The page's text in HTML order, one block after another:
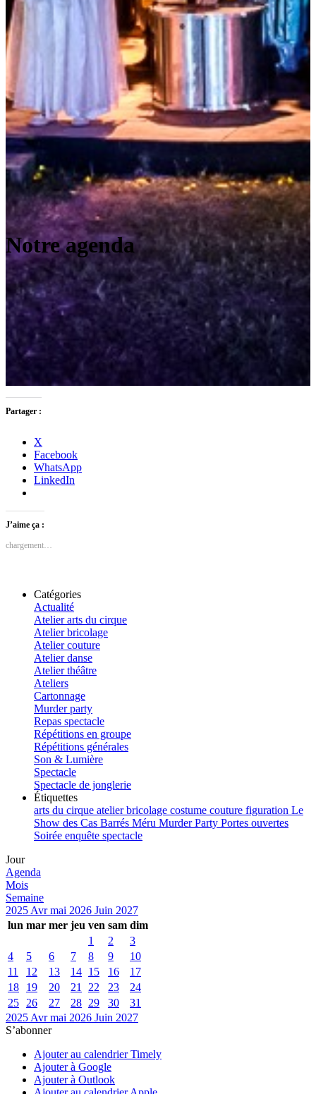
Notre agenda
Partager :
X
Facebook
WhatsApp
LinkedIn
J’aime ça :
chargement…
Catégories
Actualité
Atelier arts du cirque
Atelier bricolage
Atelier couture
Atelier danse
Atelier théâtre
Ateliers
Cartonnage
Murder party
Repas spectacle
Répétitions en groupe
Répétitions générales
Son & Lumière
Spectacle
Spectacle de jonglerie
Étiquettes
arts du cirque atelierbricolage costume couture figuration Le
Show des Cas Barrés Méru Murder Party Portes ouvertes
Soirée enquête spectacle
Jour
Agenda
Mois
Semaine
2025 Avrmai 2026 Juin 2027
lun mar mer jeu ven sam dim
1
2
3
4
5 6 7 8 9
10
11
12 13 14 15 16
17
18
19 20 21 22 23
24
25
26 27 28 29 30
31
2025 Avrmai 2026 Juin 2027
S’abonner
Ajouter au calendrier Timely
Ajouter à Google
Ajouter à Outlook